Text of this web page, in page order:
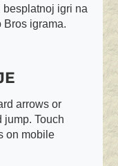
besplatnoj igri na
Bros igrama.
arrows or
jump. Touch
on mobile